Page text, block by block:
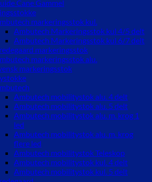
Cane Gammel
markeringsstok kul.
Ambutech Markeringsstok kul 4/5 delt
Ambutech Markeringsstok kul 6/7 delt
markeringsstok
markeringsstok alu.
markeringsstok
Ambutech mobilitystok alu. 4 delt
Ambutech mobilitystok alu. 5 delt
Ambutech mobilitystok alu. m. krog 1
led
Ambutech mobilitystok alu. m. krog
flere led
Ambutech mobilitystok Teleskop
Ambutech mobilitystok kul. 4 delt
Ambutech mobilitystok kul. 5 delt